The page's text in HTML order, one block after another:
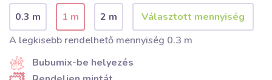
0.3 m 1 m
2 m
A legkisebb rendelhető mennyiség 0.3 m
Bubumix-be helyezés